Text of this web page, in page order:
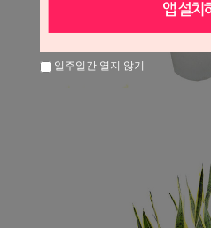
일주일간 열지 않기